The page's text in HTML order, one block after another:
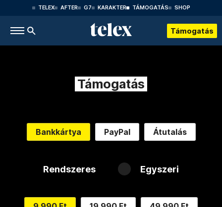
TELEX AFTER G7 KARAKTER TÁMOGATÁS SHOP
Támogatás
Támogatás
Bankkártya PayPal Átutalás
Rendszeres Egyszeri